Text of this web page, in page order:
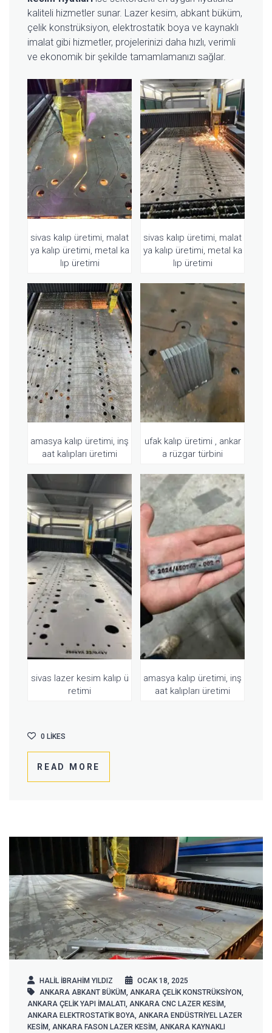
kaliteli hizmetler sunar. Lazer kesim, abkant büküm,
çelik konstrüksiyon, elektrostatik boya ve kaynaklı
imalat gibi hizmetler, projelerinizi daha hızlı, verimli
ve ekonomik bir şekilde tamamlamanızı sağlar.
sivas kalıp üretimi, malat
ya kalıp üretimi, metal ka
lıp üretimi
sivas kalıp üretimi, malat
ya kalıp üretimi, metal ka
lıp üretimi
amasya kalıp üretimi, inş
aat kalıpları üretimi
ufak kalıp üretimi , ankar
a rüzgar türbini
sivas lazer kesim kalıp ü
retimi
amasya kalıp üretimi, inş
aat kalıpları üretimi
READ MORE
0 LIKES
HALIL IBRAHIM YILDIZ
OCAK 18, 2025
ANKARA ABKANT BÜKÜM, ANKARA ÇELIK KONSTRÜKSIYON,
ANKARA ÇELIK YAPI IMALATI, ANKARA CNC LAZER KESIM,
ANKARA ELEKTROSTATIK BOYA, ANKARA ENDÜSTRIYEL LAZER
KESIM, ANKARA FASON LAZER KESIM, ANKARA KAYNAKLI